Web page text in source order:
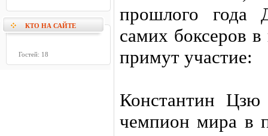
КТО НА САЙТЕ
Гостей: 18
прошлого года
самих боксеров
примут участие:
Константин
чемпион мира в